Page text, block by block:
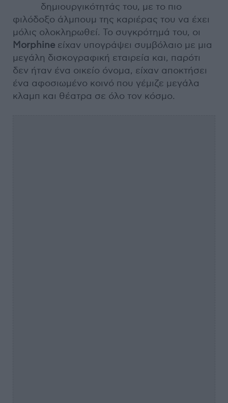
δημιουργικότητάς του, με το πιο
φιλόδοξο άλμπουμ της καριέρας του να έχει
μόλις ολοκληρωθεί. Το συγκρότημά του, οι
Morphine είχαν υπογράψει συμβόλαιο με μια
μεγάλη δισκογραφική εταιρεία και, παρότι
δεν ήταν ένα οικείο όνομα, είχαν αποκτήσει
ένα αφοσιωμένο κοινό που γέμιζε μεγάλα
κλαμπ και θέατρα σε όλο τον κόσμο.